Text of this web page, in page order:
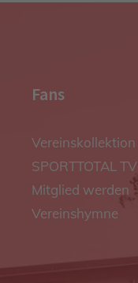
Fans
Vereinskollektion
SPORTTOTAL TV
Mitglied werden
Vereinshymne